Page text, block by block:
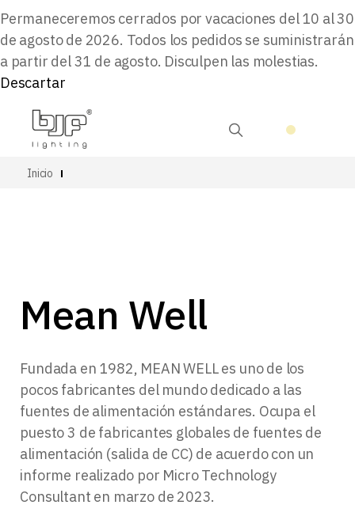
Permaneceremos cerrados por vacaciones del 10 al 30
de agosto de 2026. Todos los pedidos se suministrarán
a partir del 31 de agosto. Disculpen las molestias.
Descartar
Inicio
Mean Well
Fundada en 1982, MEAN WELL es uno de los
pocos fabricantes del mundo dedicado a las
fuentes de alimentación estándares. Ocupa el
puesto 3 de fabricantes globales de fuentes de
alimentación (salida de CC) de acuerdo con un
informe realizado por Micro Technology
Consultant en marzo de 2023.